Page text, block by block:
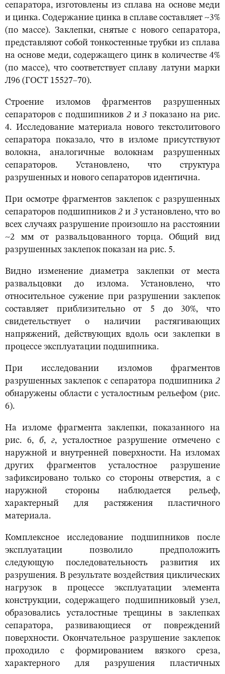
сепаратора, изготовлены из сплава на основе меди
и цинка. Содержание цинка в сплаве составляет ~3%
(по массе). Заклепки, снятые с нового сепаратора,
представляют собой тонкостенные трубки из сплава
на основе меди, содержащего цинк в количестве 4%
(по массе), что соответствует сплаву латуни марки
Л96 (ГОСТ 15527–70).
Строение изломов фрагментов разрушенных
сепараторов с подшипников 2и3 показано на рис.
4. Исследование материала нового текстолитового
сепаратора показало, что в изломе присутствуют
волокна, аналогичные волокнам разрушенных
сепараторов. Установлено, что структура
разрушенных и нового сепараторов идентична.
При осмотре фрагментов заклепок с разрушенных
сепараторов подшипников2 и 3установлено, что во
всех случаях разрушение произошло на расстоянии
~2 мм от развальцованного торца. Общий вид
разрушенных заклепок показан на рис. 5.
Видно изменение диаметра заклепки от места
развальцовки до излома. Установлено, что
относительное сужение при разрушении заклепок
составляет приблизительно от 5 до 30%, что
свидетельствует о наличии растягивающих
напряжений, действующих вдоль оси заклепки в
процессе эксплуатации подшипника.
При исследовании изломов фрагментов
разрушенных заклепок с сепаратора подшипника 2
обнаружены области с усталостным рельефом (рис.
6).
На изломе фрагмента заклепки, показанного на
рис. 6, б,г, усталостное разрушение отмечено с
наружной и внутренней поверхности. На изломах
других фрагментов усталостное разрушение
зафиксировано только со стороны отверстия, а с
наружной стороны наблюдается рельеф,
характерный для растяжения пластичного
материала.
Комплексное исследование подшипников после
эксплуатации позволило предположить
следующую последовательность развития их
разрушения. В результате воздействия циклических
нагрузок в процессе эксплуатации элемента
конструкции, содержащего подшипниковый узел,
образовались усталостные трещины в заклепках
сепаратора, развивающиеся от повреждений
поверхности. Окончательное разрушение заклепок
проходило с формированием вязкого среза,
характерного для разрушения пластичных